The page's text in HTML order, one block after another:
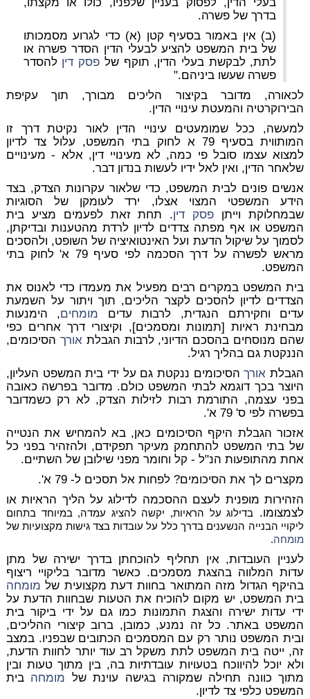
בדרך של פשרה.
(ב) אין באמור בסעיף קטן (א) כדי לגרוע מסמכותו
של בית המשפט להציע לבעלי הדין הסדר פשרה או
לתת, לבקשת בעלי הדין, תוקף של פסק דין להסדר
פשרה שעשו ביניהם."
לכאורה, מדובר בקיצור הליכים מבורך, תוך עקיפת
הבירוקרטיה והמעטת עינויי הדין.
למעשה, ככל שמומעטים עינויי הדין לאור נקיטת דרך זו
המותווית בסעיף 79 א לחוק בתי המשפט, עלול צד לדיון
למצוא עצמו סובל פי כמה, לא מעינויי דין, אלא - מעינויים
שלאחר הדין, ואין לאל ידיו לעשות בנדון דבר.
אנשים פונים לבית המשפט, כדי שלאור עקרונות הצדק, בצד
הידע המשפטי המצוי אצלו, ירד לעומקן של הסוגיות
שבמחלוקת וייתן פסק דין. תחת זאת לפעמים מציע בית
המשפט או אף מפתה צדדים לדיון לרדת מהטענות ובדיקתן,
לסמוך על שיקול הדעת ועל האינטואיציה של השופט, ולהסכים
מראש לפשרה על דרך הסכמה לפי סעיף 79 א' לחוק בתי
המשפט.
בית המשפט במקרים רבים מפעיל את מעמדו כדי לאנוס את
הצדדים לדיון להסכים לקצר הליכים, תוך ויתור על השמעת
עדים וחקירתם הנגדית, לרבות עדים מומחים, הימנעות
מבחינת ראיות [תמונות ומסמכים], וקיצורי דרך אחרים כפי
שהם מנוסחים בהסכם הדיוני, לרבות הגבלת אורך הסיכומים,
הננקטת גם בהליך רגיל.
הגבלת אורךהסיכומים ננקטת גם על ידי בית המשפט העליון,
היוצר בכך דוגמא לבתי המשפט כולם. מדובר בפרשה כאובה
בפני עצמה, התורמת רבות לזילות הצדק, לא רק כשמדובר
בפשרה לפי ס' 79 א'.
אזכור הגבלת היקף הסיכומים כאן, בא להמחיש את הנטייה
של בתי המשפט להתחמק מעיקר תפקידם, ולהזהיר בפני כל
אחת מהתופעות הנ"ל - קל וחומר מפני שילובן של השתיים.
מקצרים לך את הסיכומים? לפחות אל תסכים ל- 79 א'.
הזהירות מופנית לעצם ההסכמה לדילוג על הליך הראיות או
לצמצומו. בדילוג על הראיות, יקשה להציג עמדה, במיוחד בתחום
ליקויי הבנייה הנשענים בדרך כלל על עובדות בצד גישות מקצועיות של
מומחה.
לעניין העובדות, אין תחליף להוכחתן בדרך ישירה של מתן
עדות המלווה בהצגת מסמכים. כאשר מדובר בליקויי ריצוף
בהיקף הגדול מזה המתואר בחוות דעת מקצועית של מומחה
בית המשפט, יש מקום להוכיח את הטעות שבחוות הדעת על
ידי עדות ישירה והצגת התמונות כמו גם על ידי ביקור בית
המשפט באתר. כל זה נמנע, כמובן, ברוב קיצורי ההליכים,
ובית המשפט נותר רק עם המסמכים הכתובים שבפניו. במצב
זה, ייטה בית המשפט לתת משקל רב עוד יותר לחוות הדעת,
ולא יוכל להיווכח בטעויות עובדתיות בה, בין מתוך טעות ובין
מתוך כוונה תחילה שמקורה בגישה עוינת של מומחה בית
המשפט כלפי צד לדיון.